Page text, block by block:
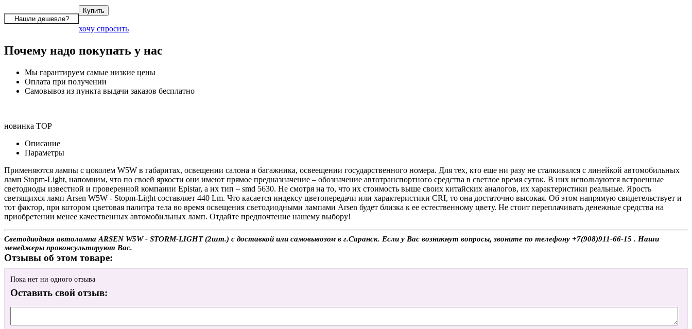
хочу спросить
Почему надо покупать у нас
Мы гарантируем самые низкие цены
Оплата при получении
Самовывоз из пункта выдачи заказов бесплатно
новинка TOP
Описание
Параметры
Применяются лампы с цоколем W5W в габаритах, освещении салона и багажника, освеещении государственного номера. Для тех, кто еще ни разу не сталкивался с линейкой автомобильных
ламп Stopm-Light, напомним, что по своей яркости они имеют прямое предназначение – обозначение автотранспортного средства в светлое время суток. В них используются встроенные
светодиоды известной и проверенной компании Epistar, а их тип – smd 5630. Не смотря на то, что их стоимость выше своих китайских аналогов, их характеристики реальные. Ярость
светящихся ламп Arsen W5W - Stopm-Light составляет 440 Lm. Что касается индексу цветопередачи или характеристики CRI, то она достаточно высокая. Об этом напрямую свидетельствует и
тот фактор, при котором цветовая палитра тела во время освещения светодиодными лампами Arsen будет близка к ее естественному цвету. Не стоит переплачивать денежные средства на
приобретении менее качественных автомобильных ламп. Отдайте предпочтение нашему выбору!
Светодиодная автолампа ARSEN W5W - STORM-LIGHT (2шт.) с доставкой или самовывозом в г.Саранск. Если у Вас возникнут вопросы, звоните по телефону +7(908)911-66-15 . Наши
менеджеры проконсультируют Вас.
Отзывы об этом товаре:
Пока нет ни одного отзыва
Оставить свой отзыв: